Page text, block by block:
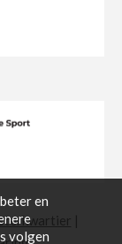
en
volgen
|